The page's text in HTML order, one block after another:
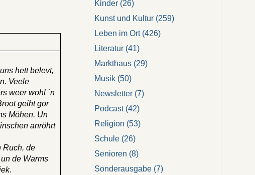
hett belevt,
Veele
weer wohl ´n
geiht gor
Möhen. Un
anröhrt
Ruch, de
de Warms
Kinder (26)
Kunst und Kultur (259)
Leben im Ort(426)
Literatur (41)
Markthaus (29)
Musik (50)
Newsletter (7)
Podcast(42)
Religion (53)
Schule (26)
Senioren (8)
Sonderausgabe (7)